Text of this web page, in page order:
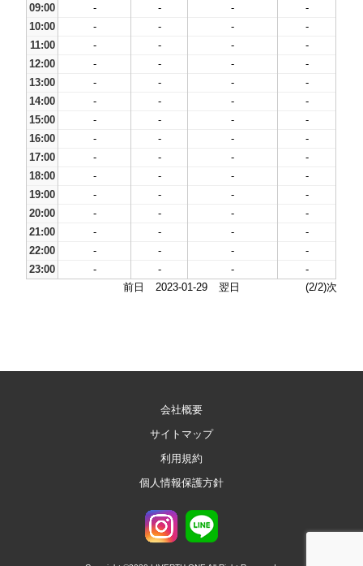
09:00
- - -
-
10:00
- - -
-
11:00
- - -
-
12:00
- - -
-
13:00
- - -
-
14:00
- - -
-
15:00
- - -
-
16:00
- - -
-
17:00
- - -
-
18:00
- - -
-
19:00
- - -
-
20:00
- - -
-
21:00
- - -
-
22:00
- - -
-
23:00
- - -
-
前日
2023-01-29 翌日 (2/2)次
会社概要
サイトマップ
利用規約
個人情報保護方針